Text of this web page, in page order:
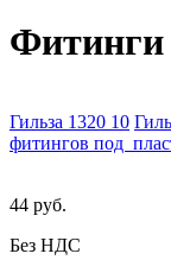
Фитинги
Гильза 1320 10
фитингов под
44 руб.
Без НДС